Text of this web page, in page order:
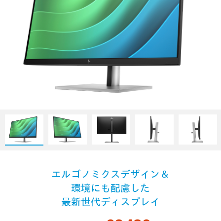
エルゴノミクスデザイン＆
環境にも配慮した
最新世代ディスプレイ